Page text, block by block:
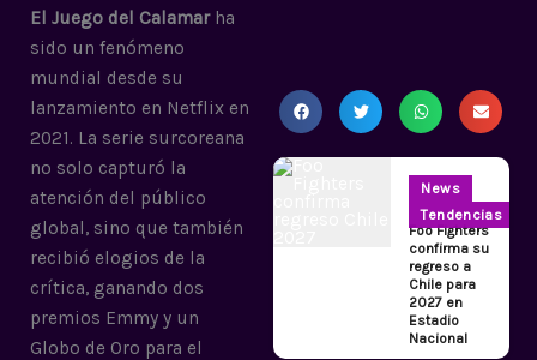
El Juego del Calamarha
sido un fenómeno
mundial desde su
lanzamiento en Netflix en
2021. La serie surcoreana
no solo capturó la
atención del público
global, sino que también
recibió elogios de la
crítica, ganando dos
premios Emmy y un
Globo de Oro para el
News
Tendencias
Foo Fighters
confirma su
regreso a
Chile para
2027 en
Estadio
Nacional